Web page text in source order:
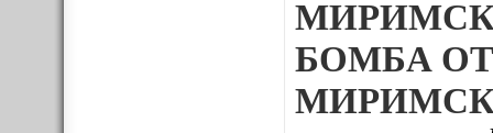
БОМБА